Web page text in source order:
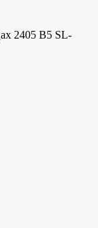
2405 В5 SL-